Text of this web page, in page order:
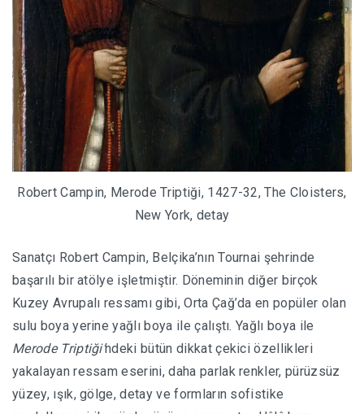
Robert Campin, Merode Triptiği, 1427-32, The Cloisters,
New York, detay
Sanatçı Robert Campin, Belçika’nın Tournai şehrinde
başarılı bir atölye işletmiştir. Döneminin diğer birçok
Kuzey Avrupalı ressamı gibi, Orta Çağ’da en popüler olan
sulu boya yerine yağlı boya ile çalıştı. Yağlı boya ile
Merode Triptiği’ndeki bütün dikkat çekici özellikleri
yakalayan ressam eserini, daha parlak renkler, pürüzsüz
yüzey, ışık, gölge, detay ve formların sofistike